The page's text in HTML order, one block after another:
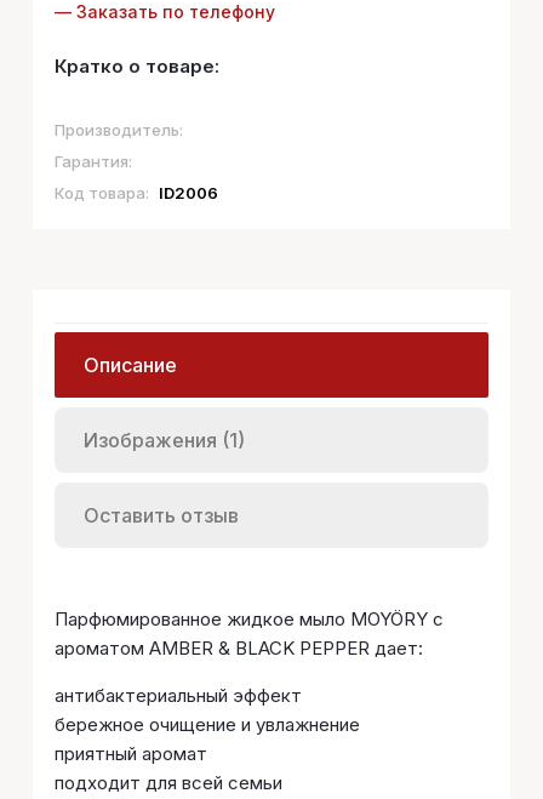
— Заказать по телефону
Кратко о товаре:
Производитель:
Гарантия:
Код товара:
ID2006
Описание
Изображения (1)
Оставить отзыв
Парфюмированное жидкое мыло MOYÖRY с
ароматом AMBER & BLACK PEPPER дает:
антибактериальный эффект
бережное очищение и увлажнение
приятный аромат
подходит для всей семьи